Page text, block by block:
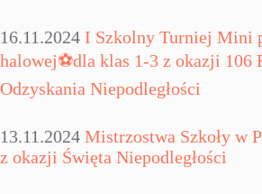
16.11.2024 I Szkolny Turniej Mini
halowej⚽dla klas 1-3 z okazji 106
Odzyskania Niepodległości
13.11.2024 Mistrzostwa Szkoły w
z okazji Święta Niepodległości